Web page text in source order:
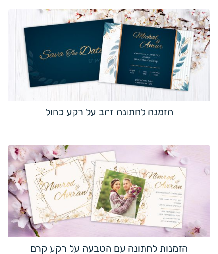
הזמנה לחתונה זהב על רקע כחול
הזמנות לחתונה עם הטבעה על רקע קרם